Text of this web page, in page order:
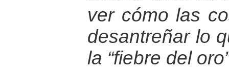
ver cómo las
desantreñar lo
la “fiebre del